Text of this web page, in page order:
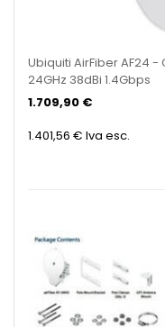
Ubiquiti AirFiber AF24 -
24GHz 38dBi 1.4Gbps
1.709,90 €
1.401,56 € Iva esc.